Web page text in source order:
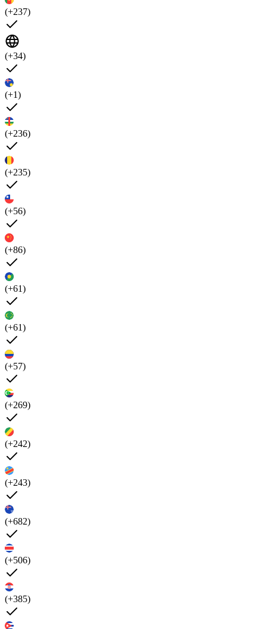
(+237)
(+34)
(+1)
(+236)
(+235)
(+56)
(+86)
(+61)
(+61)
(+57)
(+269)
(+242)
(+243)
(+682)
(+506)
(+385)